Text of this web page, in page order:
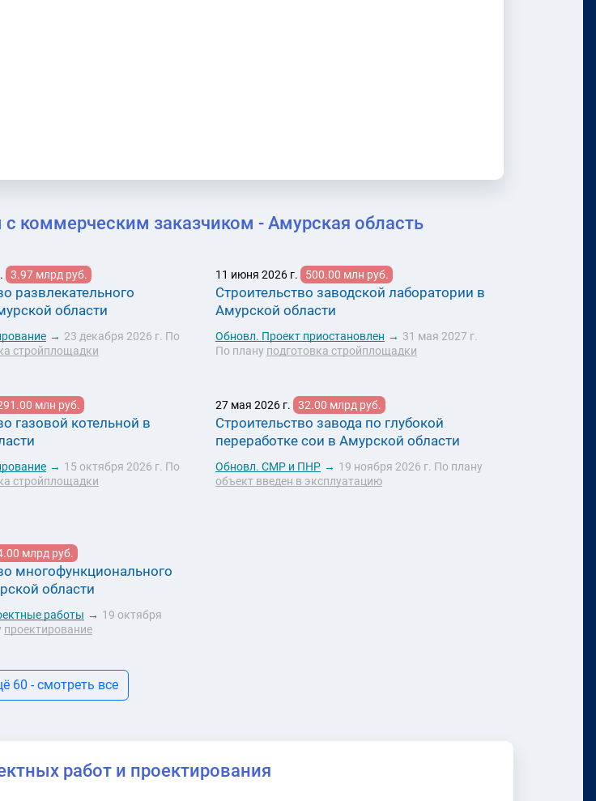
коммерческим заказчиком - Амурская область
3.97 млрд руб.
развлекательного
области
→ 23 декабря 2026 г. По
стройплощадки
11 июня 2026 г. 500.00 млн руб.
Строительство заводской лаборатории в
Амурской области
Обновл. Проект приостановлен → 31 мая 2027 г.
По плану подготовка стройплощадки
млн руб.
газовой котельной в
→ 15 октября 2026 г. По
стройплощадки
27 мая 2026 г. 32.00 млрд руб.
Строительство завода по глубокой
переработке сои в Амурской области
Обновл. СМР и ПНР → 19 ноября 2026 г. По плану
объект введен в эксплуатацию
млрд руб.
многофункционального
области
работы → 19 октября
проектирование
60 - смотреть все
работ и проектирования